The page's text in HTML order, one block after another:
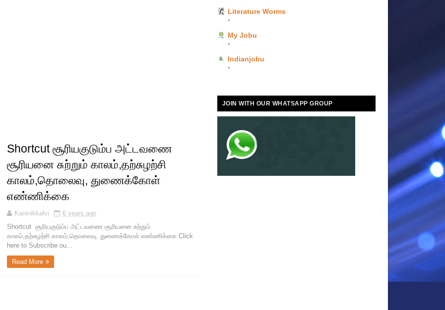
Shortcut சூரியகுடும்ப அட்டவணை
சூரியனை சுற்றும் காலம்,தற்சுழற்சி
காலம்,தொலைவு, துணைக்கோள்
எண்ணிக்கை
Kaninikkalvi
6 years ago
Shortcut சூரியகுடும்ப அட்டவணை சூரியனை சுற்றும்
காலம்,தற்சுழற்சி காலம்,தொலைவு, துணைக்கோள் எண்ணிக்கை Click
here to Subscribe ou...
Read More
Literature Worms
-
My Jobu
-
Indianjobu
-
JOIN WITH OUR WHATSAPP GROUP